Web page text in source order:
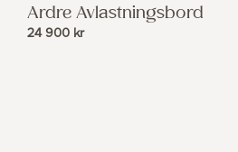
Ardre Avlastningsbord
24 900 kr